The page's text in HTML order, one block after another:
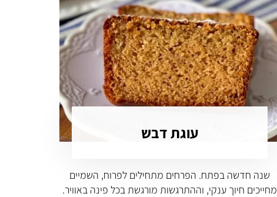
עוגת דבש
שנה חדשה בפתח. הפרחים מתחילים לפרוח, השמיים
מחייכים חיוך ענקי, וההתרגשות מורגשת בכל פינה באוויר.